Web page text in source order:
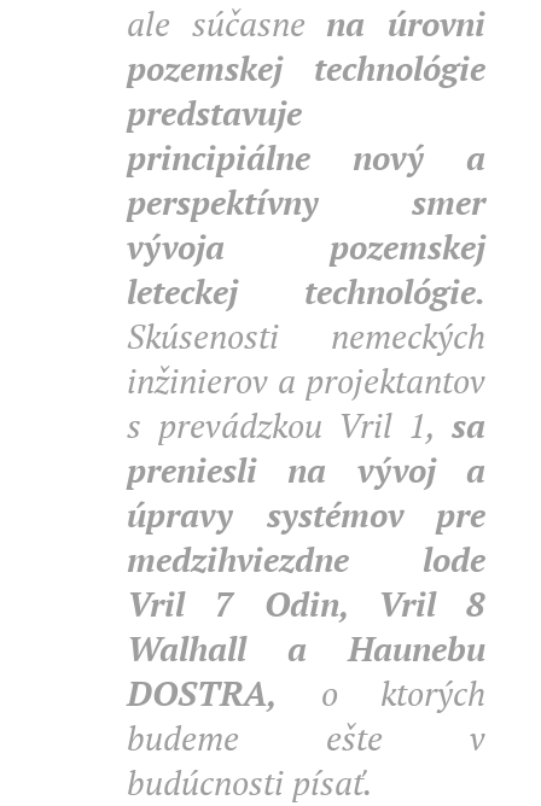
ale súčasne na úrovni
pozemskej technológie
predstavuje
principiálne nový a
perspektívny smer
vývoja pozemskej
leteckej technológie.
Skúsenosti nemeckých
inžinierov a projektantov
s prevádzkou Vril 1, sa
preniesli na vývoj a
úpravy systémov pre
medzihviezdne lode
Vril 7 Odin, Vril 8
Walhall a Haunebu
DOSTRA, o ktorých
budeme ešte v
budúcnosti písať.